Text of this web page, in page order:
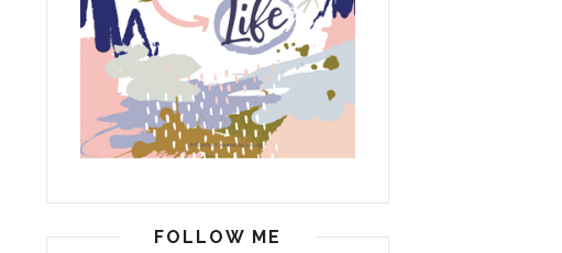
FOLLOW ME